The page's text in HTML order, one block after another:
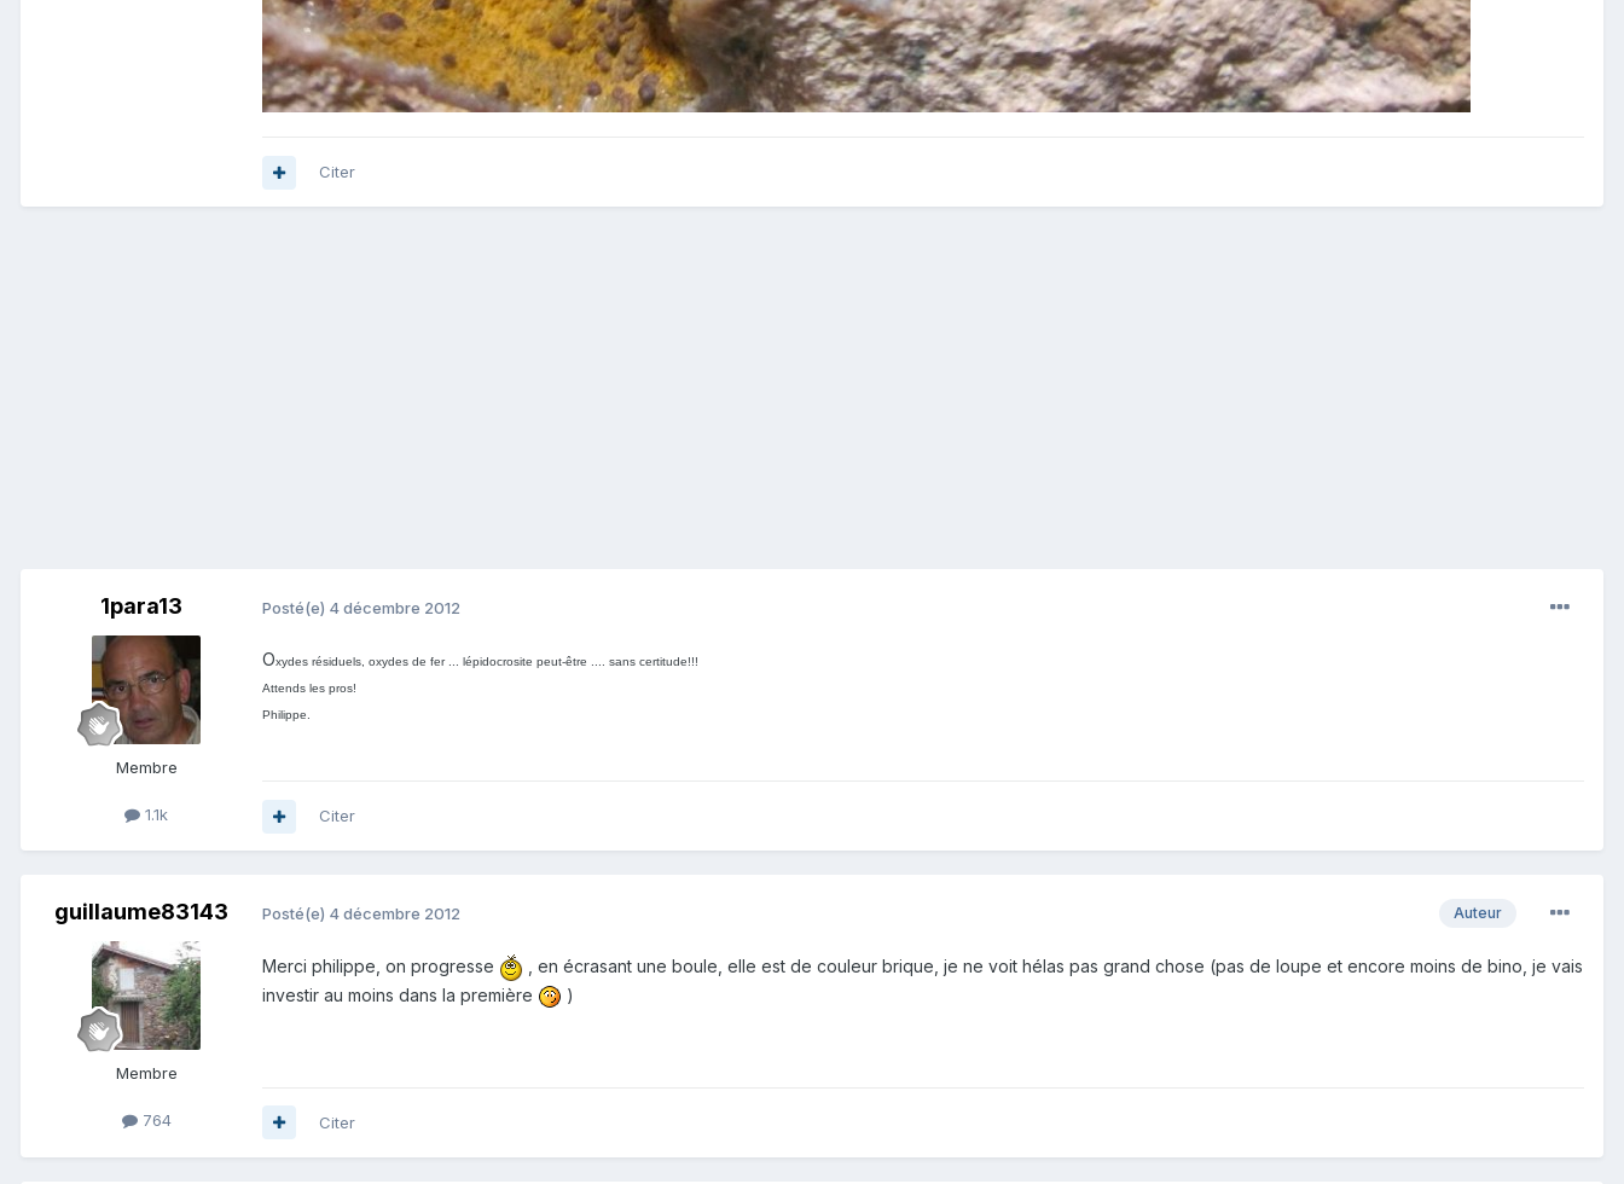
Citer
1para13
Membre
1.1k
Posté(e) 4 décembre 2012
Oxydes résiduels, oxydes de fer ... lépidocrosite peut-être .... sans certitude!!!
Attends les pros!
Philippe.
Citer
guillaume83143
Membre
764
Auteur
Posté(e) 4 décembre 2012
Merci philippe, on progresse
, en écrasant une boule, elle est de couleur brique, je ne voit hélas pas grand chose (pas de loupe et encore moins de bino, je vais
investir au moins dans la première
)
Citer